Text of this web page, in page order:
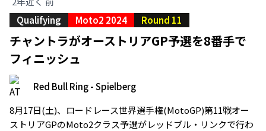
Qualifying
Moto2 2024 Round 11
チャントラがオーストリアGP予選を8番手で
フィニッシュ
Red Bull Ring - Spielberg
8月17日(土)、ロードレース世界選手権(MotoGP)第11戦オー
ストリアGPのMoto2クラス予選がレッドブル・リンクで行わ